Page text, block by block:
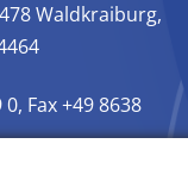
Waldkraiburg,
Fax +49 8638